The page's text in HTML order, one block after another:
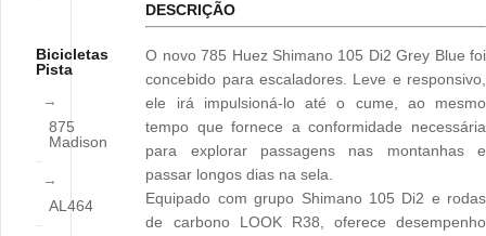
DESCRIÇÃO
O novo 785 Huez Shimano 105 Di2 Grey Blue foi
concebido para escaladores. Leve e responsivo,
ele irá impulsioná-lo até o cume, ao mesmo
tempo que fornece a conformidade necessária
para explorar passagens nas montanhas e
passar longos dias na sela.
Equipado com grupo Shimano 105 Di2 e rodas
de carbono LOOK R38, oferece desempenho
Bicicletas
Pista
875
Madison
AL464